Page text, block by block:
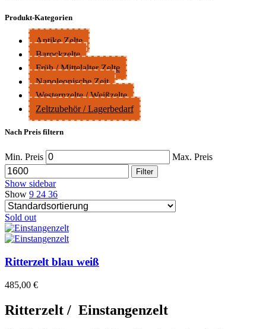
Produkt-Kategorien
Antike Zelte
Barockzelte
Früh / Mittelalter Zelte
Napoleonische Zeit
Westernzelte / Weißzelte
Zeltzubehör / Lagerbedarf
Nach Preis filtern
Min. Preis Max. Preis
Filter
Show sidebar
Show 9 24 36
Sold out
Ritterzelt blau weiß
485,00 €
Ritterzelt / Einstangenzelt